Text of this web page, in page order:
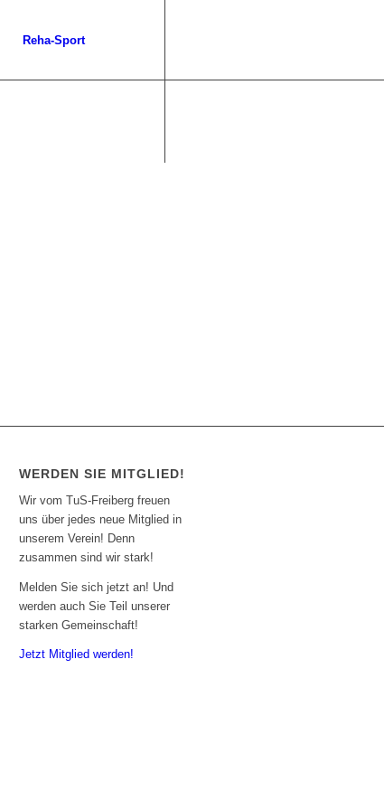
Reha-Sport
WERDEN SIE MITGLIED!
Wir vom TuS-Freiberg freuen
uns über jedes neue Mitglied in
unserem Verein! Denn
zusammen sind wir stark!
Melden Sie sich jetzt an! Und
werden auch Sie Teil unserer
starken Gemeinschaft!
Jetzt Mitglied werden!